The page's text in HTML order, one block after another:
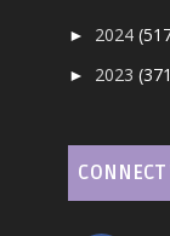
► 2024
► 2023